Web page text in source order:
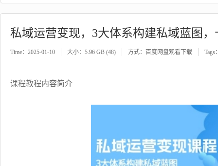
私域运营变现，3大体系构建私域蓝图
Time：2025-01-10 大小：5.96 GB (48) 方式：百度网盘观看下载 Tags
课程教程内容简介